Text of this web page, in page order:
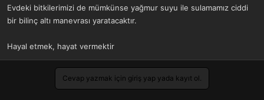
Evdeki bitkilerimizi de mümkünse yağmur suyu ile sulamamız ciddi
bir bilinç altı manevrası yaratacaktır.
Hayal etmek, hayat vermektir
Cevap yazmak için giriş yap yada kayıt ol.